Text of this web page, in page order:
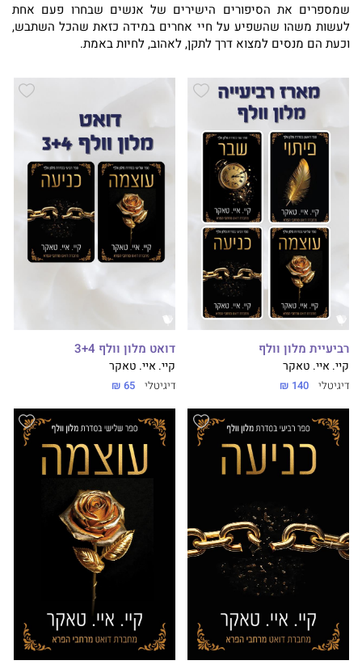
שמספרים את הסיפורים הישירים של אנשים שבחרו פעם אחת
לעשות משהו שהשפיע על חיי אחרים במידה כזאת שהכל השתבש,
וכעת הם מנסים למצוא דרך לתקן, לאהוב, לחיות באמת.
רביעיית מלון וולף
קיי. איי. טאקר
דיגיטלי 140 ₪
דואט מלון וולף 3+4
קיי. איי. טאקר
דיגיטלי 65 ₪